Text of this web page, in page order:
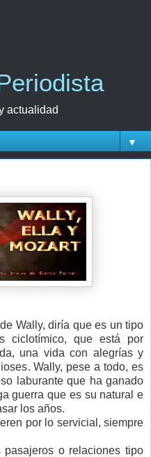
actualidad
▼
Wally, diría que es un tipo
ciclotímico, que está por
una vida con alegrías y
Wally, pese a todo, es
laburante que ha ganado
guerra que es su natural e
los años.
por lo servicial, siempre
o relaciones tipo